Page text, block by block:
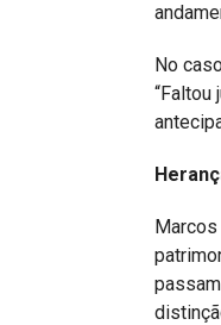
No